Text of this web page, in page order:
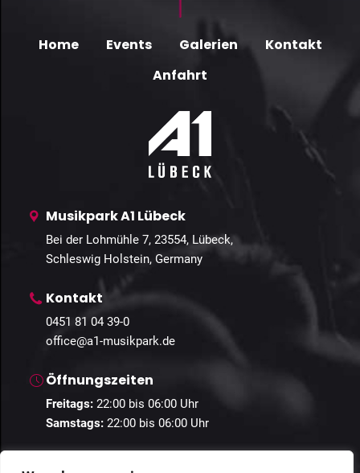
Home Events Galerien
Kontakt
Anfahrt
Musikpark A1 Lübeck
Bei der Lohmühle 7, 23554, Lübeck,
Schleswig Holstein, Germany
Kontakt
0451 81 04 39-0
office@a1-musikpark.de
Öffnungszeiten
Freitags: 22:00 bis 06:00 Uhr
Samstags: 22:00 bis 06:00 Uhr